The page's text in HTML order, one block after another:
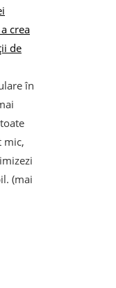
crea
de
în
mic,
(mai